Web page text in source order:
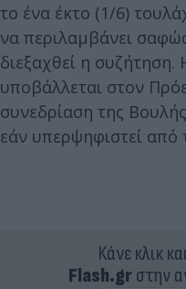
το ένα έκτο (1/6)
να περιλαμβάνει
διεξαχθεί η συζήτηση.
υπoβάλλεται στον
συνεδρίαση της
εάν υπερψηφιστεί από
Κάνε κλικ
Flash.grστην